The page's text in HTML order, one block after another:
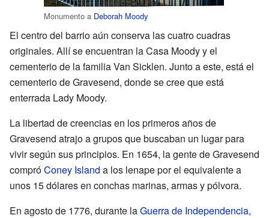
Monumento a Deborah Moody
El centro del barrio aún conserva las cuatro cuadras
originales. Allí se encuentran la Casa Moody y el
cementerio de la familia Van Sicklen. Junto a este, está el
cementerio de Gravesend, donde se cree que está
enterrada Lady Moody.
La libertad de creencias en los primeros años de
Gravesend atrajo a grupos que buscaban un lugar para
vivir según sus principios. En 1654, la gente de Gravesend
compróConey Island a los lenape por el equivalente a
unos 15 dólares en conchas marinas, armas y pólvora.
En agosto de 1776, durante laGuerra de Independencia,